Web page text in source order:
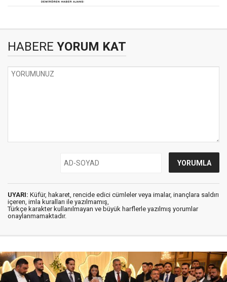
HABERE YORUM KAT
UYARI: Küfür, hakaret, rencide edici cümleler veya imalar, inançlara saldırı
içeren, imla kuralları ile yazılmamış,
Türkçe karakter kullanılmayan ve büyük harflerle yazılmış yorumlar
onaylanmamaktadır.